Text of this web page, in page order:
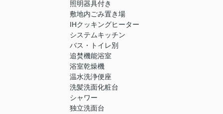
照明器具付き
敷地内ごみ置き場
IHクッキングヒーター
システムキッチン
バス・トイレ別
追焚機能浴室
浴室乾燥機
温水洗浄便座
洗髪洗面化粧台
シャワー
独立洗面台